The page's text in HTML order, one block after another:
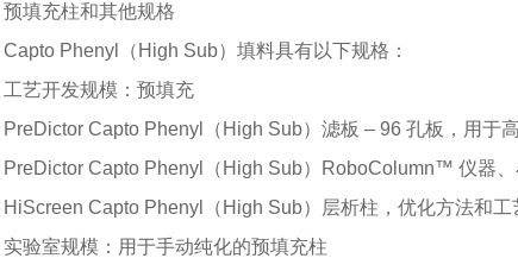
预填充柱和其他规格
Capto Phenyl（High Sub）填料具有以下规格：
工艺开发规模：预填充
PreDictor Capto Phenyl（High Sub）滤板 – 96 孔板，用于
PreDictor Capto Phenyl（High Sub）RoboColumn™ 仪器、
HiScreen Capto Phenyl（High Sub）层析柱，优化方法和工
实验室规模：用于手动纯化的预填充柱